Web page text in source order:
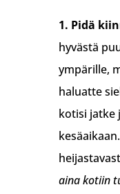
1. Pidä
hyvästä
ympärille,
haluatte
kotisi jatke
aina kotiin